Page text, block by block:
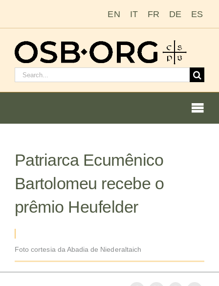
conteúdo
EN IT FR DE ES
Pesquisar
Nossas raízes
Patriarca Ecumênico
Bartolomeu recebe o
prêmio Heufelder
Foto cortesia da Abadia de Niederaltaich